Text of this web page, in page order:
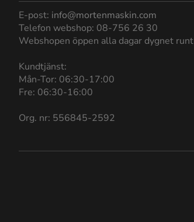
E-post: info@mortenmaskin.com
Telefon webshop: 08-756 26 30
Webshopen öppen alla dagar dygnet runt
Kundtjänst:
Mån-Tor: 06:30-17:00
Fre: 06:30-16:00
Org. nr: 556845-2592